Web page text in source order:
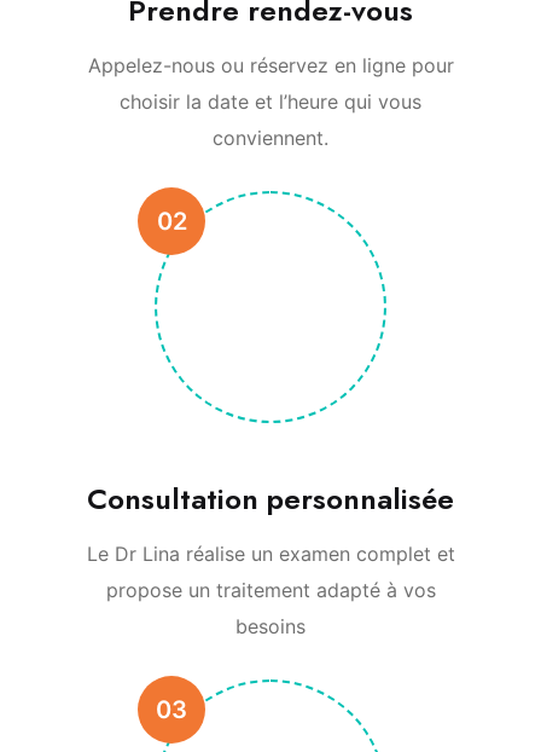
Prendre rendez-vous
Appelez-nous ou réservez en ligne pour
choisir la date et l’heure qui vous
conviennent.
02
Consultation personnalisée
Le Dr Lina réalise un examen complet et
propose un traitement adapté à vos
besoins
03